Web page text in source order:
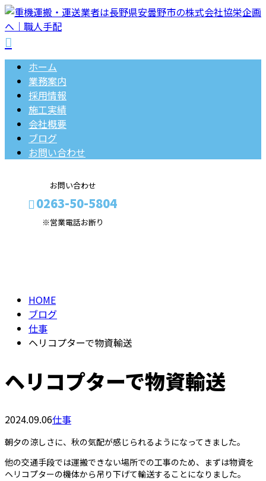
ホーム
業務案内
採用情報
施工実績
会社概要
ブログ
お問い合わせ
お問い合わせ
0263-50-5804
※営業電話お断り
HOME
ブログ
仕事
ヘリコプターで物資輸送
ヘリコプターで物資輸送
2024.09.06仕事
朝夕の涼しさに、秋の気配が感じられるようになってきました。
他の交通手段では運搬できない場所での工事のため、まずは物資を
ヘリコプターの機体から吊り下げて輸送することになりました。